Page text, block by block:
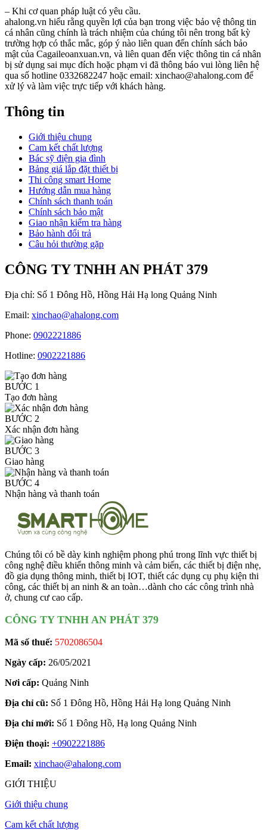
– Khi cơ quan pháp luật có yêu cầu.
ahalong.vn hiểu rằng quyền lợi của bạn trong việc bảo vệ thông tin
cá nhân cũng chính là trách nhiệm của chúng tôi nên trong bất kỳ
trường hợp có thắc mắc, góp ý nào liên quan đến chính sách bảo
mật của Cagaileoanxuan.vn, và liên quan đến việc thông tin cá nhân
bị sử dụng sai mục đích hoặc phạm vi đã thông báo vui lòng liên hệ
qua số hotline 0332682247 hoặc email: xinchao@ahalong.com để
xử lý và làm việc trực tiếp với khách hàng.
Thông tin
Giới thiệu chung
Cam kết chất lượng
Bác sỹ điện gia đình
Bảng giá lắp đặt thiết bị
Thi công smart Home
Hướng dẫn mua hàng
Chính sách thanh toán
Chính sách bảo mật
Giao nhận kiểm tra hàng
Bảo hành đổi trả
Câu hỏi thường gặp
CÔNG TY TNHH AN PHÁT 379
Địa chỉ: Số 1 Đông Hồ, Hồng Hải Hạ long Quảng Ninh
Email: xinchao@ahalong.com
Phone: 0902221886
Hotline: 0902221886
BƯỚC 1
Tạo đơn hàng
BƯỚC 2
Xác nhận đơn hàng
BƯỚC 3
Giao hàng
BƯỚC 4
Nhận hàng và thanh toán
Chúng tôi có bề dày kinh nghiệm phong phú trong lĩnh vực thiết bị
công nghệ điều khiển thông minh và cảm biến, các thiết bị điện nhẹ,
đồ gia dụng thông minh, thiết bị IOT, thiết các dụng cụ phụ kiện thi
công, các thiết bị an ninh & an toàn…dành cho các công trình nhà
ở, chung cư cao cấp.
CÔNG TY TNHH AN PHÁT 379
Mã số thuế: 5702086504
Ngày cấp: 26/05/2021
Nơi cấp: Quảng Ninh
Địa chỉ cũ: Số 1 Đông Hồ, Hồng Hải Hạ long Quảng Ninh
Địa chỉ mới: Số 1 Đông Hồ, Hạ long Quảng Ninh
Điện thoại: +0902221886
Email: xinchao@ahalong.com
GIỚI THIỆU
Giới thiệu chung
Cam kết chất lượng